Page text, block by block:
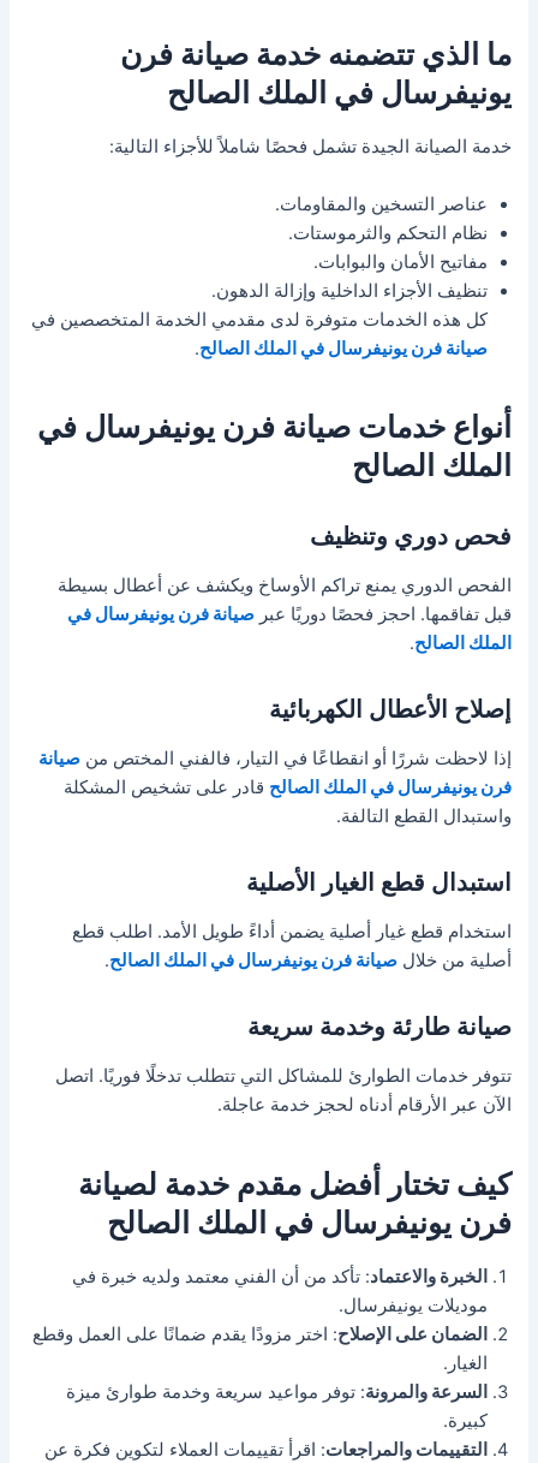
ما الذي تتضمنه خدمة صيانة فرن
يونيفرسال في الملك الصالح
خدمة الصيانة الجيدة تشمل فحصًا شاملاً للأجزاء التالية:
عناصر التسخين والمقاومات.
نظام التحكم والثرموستات.
مفاتيح الأمان والبوابات.
تنظيف الأجزاء الداخلية وإزالة الدهون.
كل هذه الخدمات متوفرة لدى مقدمي الخدمة المتخصصين في
صيانة فرن يونيفرسال في الملك الصالح.
أنواع خدمات صيانة فرن يونيفرسال في
الملك الصالح
فحص دوري وتنظيف
الفحص الدوري يمنع تراكم الأوساخ ويكشف عن أعطال بسيطة
قبل تفاقمها. احجز فحصًا دوريًا عبرصيانة فرن يونيفرسال في
الملك الصالح.
إصلاح الأعطال الكهربائية
إذا لاحظت شررًا أو انقطاعًا في التيار، فالفني المختص منصيانة
فرن يونيفرسال في الملك الصالح قادر على تشخيص المشكلة
واستبدال القطع التالفة.
استبدال قطع الغيار الأصلية
استخدام قطع غيار أصلية يضمن أداءً طويل الأمد. اطلب قطع
أصلية من خلالصيانة فرن يونيفرسال في الملك الصالح.
صيانة طارئة وخدمة سريعة
تتوفر خدمات الطوارئ للمشاكل التي تتطلب تدخلًا فوريًا. اتصل
الآن عبر الأرقام أدناه لحجز خدمة عاجلة.
كيف تختار أفضل مقدم خدمة لصيانة
فرن يونيفرسال في الملك الصالح
الخبرة والاعتماد: تأكد من أن الفني معتمد ولديه خبرة في
موديلات يونيفرسال.
الضمان على الإصلاح: اختر مزودًا يقدم ضمانًا على العمل وقطع
الغيار.
السرعة والمرونة: توفر مواعيد سريعة وخدمة طوارئ ميزة
كبيرة.
التقييمات والمراجعات: اقرأ تقييمات العملاء لتكوين فكرة عن